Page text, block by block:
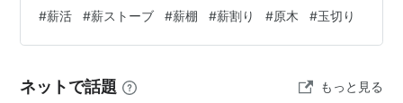
少しというところまで来ました！ 「あと少し」と言って
も、計算してみると残り4立米ほどの空きスペースがあり
んでもなく嬉しいビッグニュースが舞い込んできまし
#薪活 #薪ストーブ #薪棚 #薪割り #原木 #玉切り
ネットで話題 もっと見る